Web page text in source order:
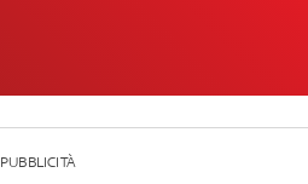
PUBBLICITÀ